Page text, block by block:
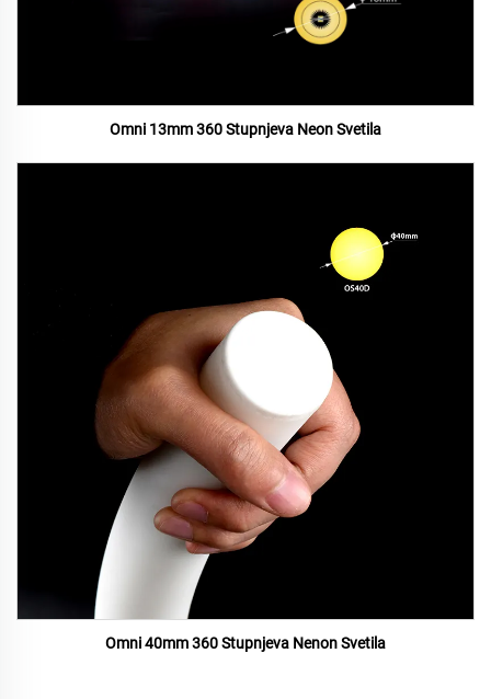
Omni 13mm 360 Stupnjeva Neon Svetila
Omni 40mm 360 Stupnjeva Nenon Svetila